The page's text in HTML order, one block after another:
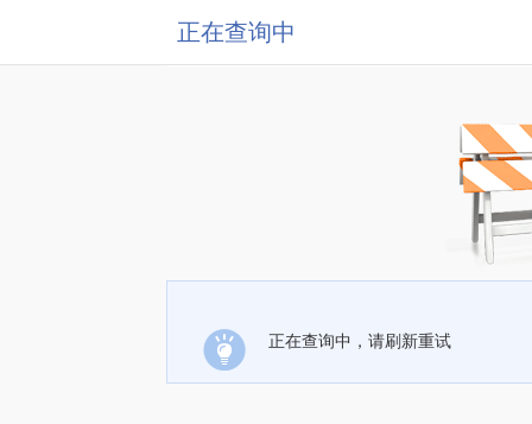
正在查询中
正在查询中，请刷新重试